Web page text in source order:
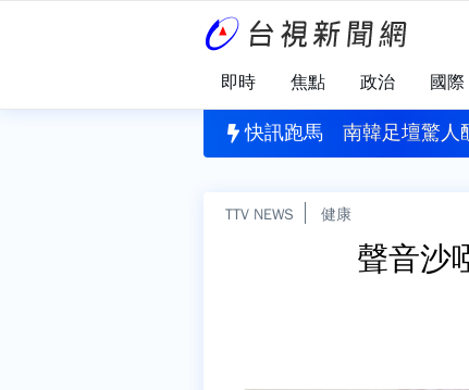
即時 焦點 政治 國際
快訊跑馬
月...石崇良、姜至剛傳請辭？ 行政院澄清：並未討論
南韓足壇驚人
TTV NEWS 健康
聲音沙